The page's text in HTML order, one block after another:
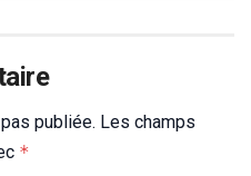
publiée. Les champs
*